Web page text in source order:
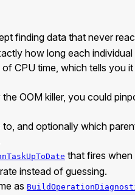
finding data that never
how long each
CPU time, which tells you
OOM killer, you could
and optionally which
that fires
instead of guessing.
as